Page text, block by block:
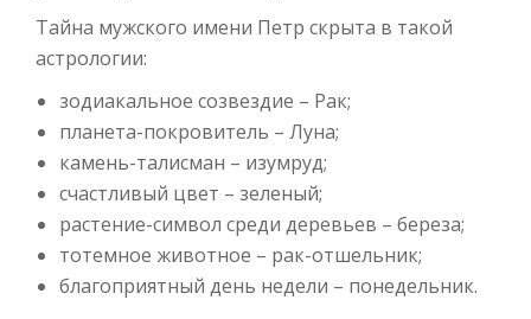
Тайна мужского имени Петр скрыта в такой
астрологии:
зодиакальное созвездие – Рак;
планета-покровитель – Луна;
камень-талисман – изумруд;
счастливый цвет – зеленый;
растение-символ среди деревьев – береза;
тотемное животное – рак-отшельник;
благоприятный день недели – понедельник.